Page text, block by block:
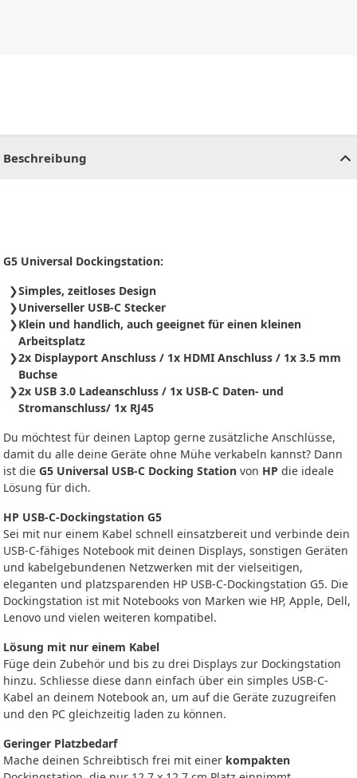
Beschreibung
G5 Universal Dockingstation:
Simples, zeitloses Design
Universeller USB-C Stecker
Klein und handlich, auch geeignet für einen kleinen
Arbeitsplatz
2x Displayport Anschluss / 1x HDMI Anschluss / 1x 3.5 mm
Buchse
2x USB 3.0 Ladeanschluss / 1x USB-C Daten- und
Stromanschluss/ 1x RJ45
Du möchtest für deinen Laptop gerne zusätzliche Anschlüsse,
damit du alle deine Geräte ohne Mühe verkabeln kannst? Dann
ist die G5 Universal USB-C Docking Station von HP die ideale
Lösung für dich.
HP USB-C-Dockingstation G5
Sei mit nur einem Kabel schnell einsatzbereit und verbinde dein
USB-C-fähiges Notebook mit deinen Displays, sonstigen Geräten
und kabelgebundenen Netzwerken mit der vielseitigen,
eleganten und platzsparenden HP USB-C-Dockingstation G5. Die
Dockingstation ist mit Notebooks von Marken wie HP, Apple, Dell,
Lenovo und vielen weiteren kompatibel.
Lösung mit nur einem Kabel
Füge dein Zubehör und bis zu drei Displays zur Dockingstation
hinzu. Schliesse diese dann einfach über ein simples USB-C-
Kabel an deinem Notebook an, um auf die Geräte zuzugreifen
und den PC gleichzeitig laden zu können.
Geringer Platzbedarf
Mache deinen Schreibtisch frei mit einer kompakten